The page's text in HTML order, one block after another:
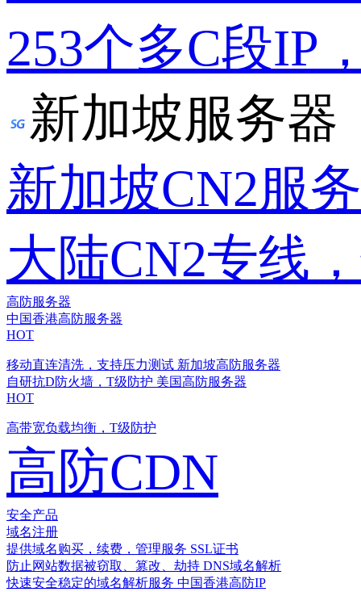
253个多C段IP
新加坡服务器
新加坡CN2服
大陆CN2专线
高防服务器
中国香港高防服务器
HOT
移动直连清洗，支持压力测试 新加坡高防服务器
自研抗D防火墙，T级防护 美国高防服务器
HOT
高带宽负载均衡，T级防护
高防CDN
安全产品
域名注册
提供域名购买，续费，管理服务 SSL证书
防止网站数据被窃取、篡改、劫持 DNS域名解析
快速安全稳定的域名解析服务 中国香港高防IP